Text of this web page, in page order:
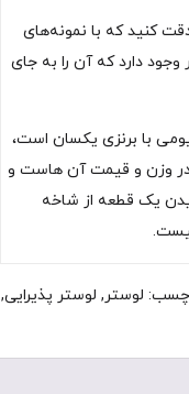
کنید که با نمونه‌های
وجود دارد که آن را به جای
با برنزی یکسان است،
در وزن و قیمت آن هاست و
یک قطعه از شاخه
لوستر, لوستر پذیرایی,